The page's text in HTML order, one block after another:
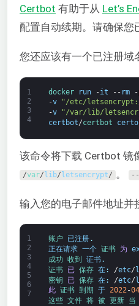
Certbot 有助于从 Let’s
配置自动续期。请确保您
您还应该有一个已注册域
1
2
3
4
docker run -it -- rm -
-v "/etc/
-v "/var/lib/
certbot/certbot
该命令将下载 Certbot 镜
/var/ lib/ letsencrypt/ 。 --
输入您的电子邮件地址并
1
2
3
4
5
6
7
账户 已注册.
正在请求 一个 证书 为
成功 收到 证书.
证书 已 保存 在: /etc/
密钥
已 保存 在: /etc/
此 证书 到期 于 2022-04
这些 文件 将 被 更新 当